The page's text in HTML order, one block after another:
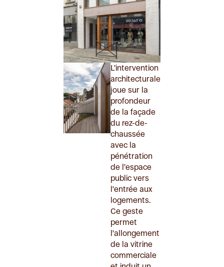
L’intervention
architecturale
joue sur la
profondeur
de la façade
du rez-de-
chaussée
avec la
pénétration
de l’espace
public vers
l’entrée aux
logements.
Ce geste
permet
l’allongement
de la vitrine
commerciale